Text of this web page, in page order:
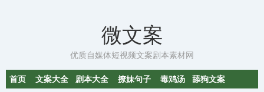
微文案
优质自媒体短视频文案剧本素材网
首页 文案大全 剧本大全 撩妹句子 毒鸡汤 舔狗文案